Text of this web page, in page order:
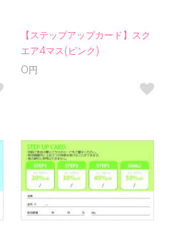
【ステップアップカード】スク
エア4マス(ピンク)
0円